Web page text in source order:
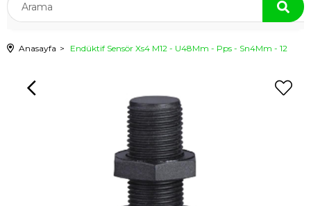
Anasayfa Endüktif Sensör Xs4 M12 - U48Mm - Pps - Sn4Mm - 12